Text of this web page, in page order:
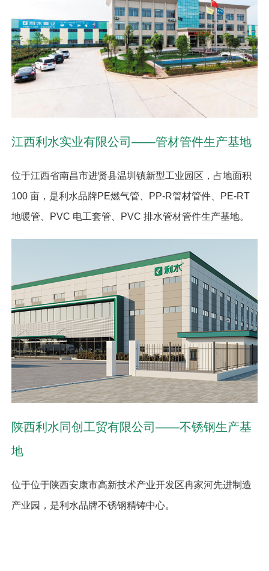
江西利水实业有限公司——管材管件生产基地
位于江西省南昌市进贤县温圳镇新型工业园区，占地面积
100 亩，是利水品牌PE燃气管、PP-R管材管件、PE-RT
地暖管、PVC 电工套管、PVC 排水管材管件生产基地。
陕西利水同创工贸有限公司——不锈钢生产基
地
位于位于陕西安康市高新技术产业开发区冉家河先进制造
产业园，是利水品牌不锈钢精铸中心。